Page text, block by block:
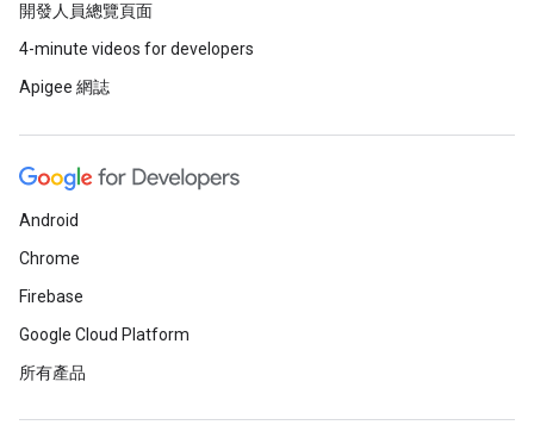
開發人員總覽頁面
4-minute videos for developers
Apigee 網誌
Android
Chrome
Firebase
Google Cloud Platform
所有產品